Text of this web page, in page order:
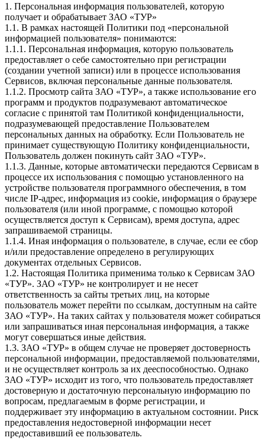
1. Персональная информация пользователей, которую
получает и обрабатывает ЗАО «ТУР»
1.1. В рамках настоящей Политики под «персональной
информацией пользователя» понимаются:
1.1.1. Персональная информация, которую пользователь
предоставляет о себе самостоятельно при регистрации
(создании учетной записи) или в процессе использования
Сервисов, включая персональные данные пользователя.
1.1.2. Просмотр сайта ЗАО «ТУР», а также использование его
программ и продуктов подразумевают автоматическое
согласие с принятой там Политикой конфиденциальности,
подразумевающей предоставление Пользователем
персональных данных на обработку. Если Пользователь не
принимает существующую Политику конфиденциальности,
Пользователь должен покинуть сайт ЗАО «ТУР».
1.1.3. Данные, которые автоматически передаются Сервисам в
процессе их использования с помощью установленного на
устройстве пользователя программного обеспечения, в том
числе IP-адрес, информация из cookie, информация о браузере
пользователя (или иной программе, с помощью которой
осуществляется доступ к Сервисам), время доступа, адрес
запрашиваемой страницы.
1.1.4. Иная информация о пользователе, в случае, если ее сбор
и/или предоставление определено в регулирующих
документах отдельных Сервисов.
1.2. Настоящая Политика применима только к Сервисам ЗАО
«ТУР». ЗАО «ТУР» не контролирует и не несет
ответственность за сайты третьих лиц, на которые
пользователь может перейти по ссылкам, доступным на сайте
ЗАО «ТУР». На таких сайтах у пользователя может собираться
или запрашиваться иная персональная информация, а также
могут совершаться иные действия.
1.3. ЗАО «ТУР» в общем случае не проверяет достоверность
персональной информации, предоставляемой пользователями,
и не осуществляет контроль за их дееспособностью. Однако
ЗАО «ТУР» исходит из того, что пользователь предоставляет
достоверную и достаточную персональную информацию по
вопросам, предлагаемым в форме регистрации, и
поддерживает эту информацию в актуальном состоянии. Риск
предоставления недостоверной информации несет
предоставивший ее пользователь.